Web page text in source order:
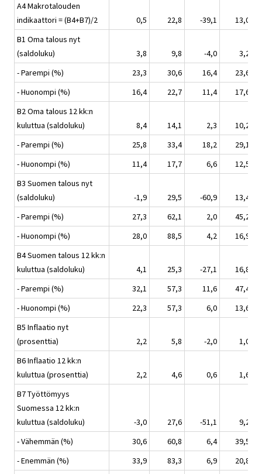
A4 Makrotalouden
indikaattori = (B4+B7)/2
0,5 22,8 -39,1
13,0
B1 Oma talous nyt
(saldoluku)
3,8 9,8 -4,0
3,2
- Parempi (%)
23,3 30,6 16,4
23,6
- Huonompi (%)
16,4 22,7 11,4
17,6
B2 Oma talous 12 kk:n
kuluttua (saldoluku)
8,4 14,1 2,3
10,2
- Parempi (%)
25,8 33,4 18,2
29,1
- Huonompi (%)
11,4 17,7 6,6
12,5
B3 Suomen talous nyt
(saldoluku)
-1,9 29,5 -60,9
13,4
- Parempi (%)
27,3 62,1 2,0
45,2
- Huonompi (%)
28,0 88,5 4,2
16,9
B4 Suomen talous 12 kk:n
kuluttua (saldoluku)
4,1 25,3 -27,1
16,8
- Parempi (%)
32,1 57,3 11,6
47,4
- Huonompi (%)
22,3 57,3 6,0
13,6
B5 Inflaatio nyt
(prosenttia)
2,2 5,8 -2,0
1,0
B6 Inflaatio 12 kk:n
kuluttua (prosenttia)
2,2 4,6 0,6
1,6
B7 Työttömyys
Suomessa 12 kk:n
kuluttua (saldoluku)
-3,0 27,6 -51,1
9,2
- Vähemmän (%)
30,6 60,8 6,4
39,5
- Enemmän (%)
33,9 83,3 6,9
20,8